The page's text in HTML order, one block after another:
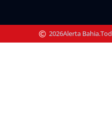
2026Alerta Bahia.